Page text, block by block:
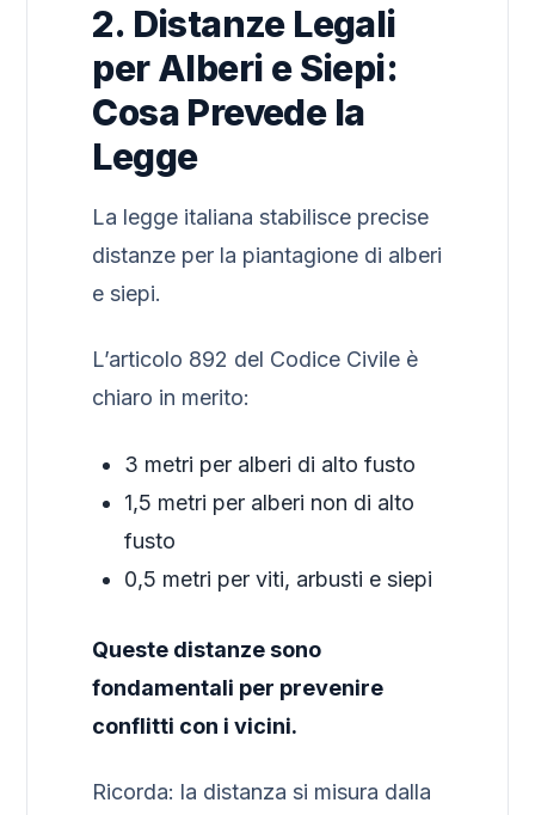
2. Distanze Legali
per Alberi e Siepi:
Cosa Prevede la
Legge
La legge italiana stabilisce precise
distanze per la piantagione di alberi
e siepi.
L’articolo 892 del Codice Civile è
chiaro in merito:
3 metri per alberi di alto fusto
1,5 metri per alberi non di alto
fusto
0,5 metri per viti, arbusti e siepi
Queste distanze sono
fondamentali per prevenire
conflitti con i vicini.
Ricorda: la distanza si misura dalla